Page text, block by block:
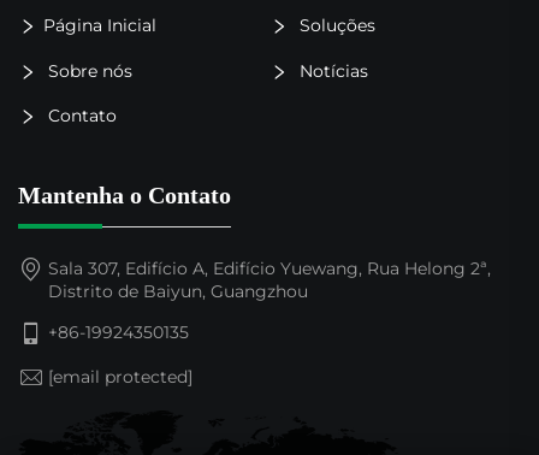
Página Inicial Soluções
Sobre nós Notícias
Contato
Mantenha o Contato
Sala 307, Edifício A, Edifício Yuewang, Rua Helong 2ª,
Distrito de Baiyun, Guangzhou
+86-19924350135
[email protected]